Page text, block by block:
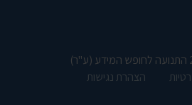
הצהרת נגישות